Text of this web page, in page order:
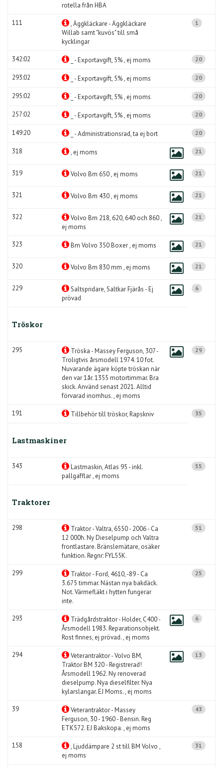
rotella från HBA
111
, Äggkläckare - Äggkläckare
Willab samt "kuvös" till små
kycklingar
1
342:02 _ - Exportavgift, 5% , ej moms 20
293:02 _ - Exportavgift, 5% , ej moms 20
295:02 _ - Exportavgift, 5% , ej moms 20
257:02 _ - Exportavgift, 5% , ej moms 20
149:20 _ - Administrationsrad, ta ej bort 20
318 , ej moms 21
319 Volvo Bm 650 , ej moms 21
321 Volvo Bm 430 , ej moms 21
322
Volvo Bm 218, 620, 640 och 860 ,
ej moms
21
323 Bm Volvo 350 Boxer , ej moms 21
320 Volvo Bm 830 mm , ej moms 21
229
Saltspridare, Saltkar Fjärås - Ej
prövad
6
Tröskor
295
Tröska - Massey Ferguson, 307 -
Troligtvis årsmodell 1974. 10 fot.
Nuvarande ägare köpte tröskan när
den var 1år. 1355 motortimmar. Bra
skick. Använd senast 2021. Alltid
förvarad inomhus. , ej moms
29
191 Tillbehör till tröskor, Rapskniv 35
Lastmaskiner
343
Lastmaskin, Atlas 95 - inkl.
pallgafflar , ej moms
55
Traktorer
298
Traktor - Valtra, 6550 - 2006 - Ca
12 000h. Ny Dieselpump och Valtra
frontlastare. Bränslemätare, osäker
funktion. Regnr: FYL55K.
51
299
Traktor - Ford, 4610, -89 - Ca
3.675 timmar. Nästan nya bakdäck.
Not. Värmefläkt i hytten fungerar
inte.
25
293
Trädgårdstraktor - Holder, C400 -
Årsmodell 1983. Reparationsobjekt.
Rost finnes, ej prövad. , ej moms
6
294
Veterantraktor - Volvo BM,
Traktor BM 320 - Registrerad!
Årsmodell 1962. Ny renoverad
dieselpump. Nya dieselfilter. Nya
kylarslangar. EJ Moms. , ej moms
13
39
Veterantraktor - Massey
Ferguson, 30 - 1960 - Bensin. Reg
ETK572. EJ Bakskopa. , ej moms
43
158
, Ljuddämpare 2 st till BM Volvo ,
ej moms
31